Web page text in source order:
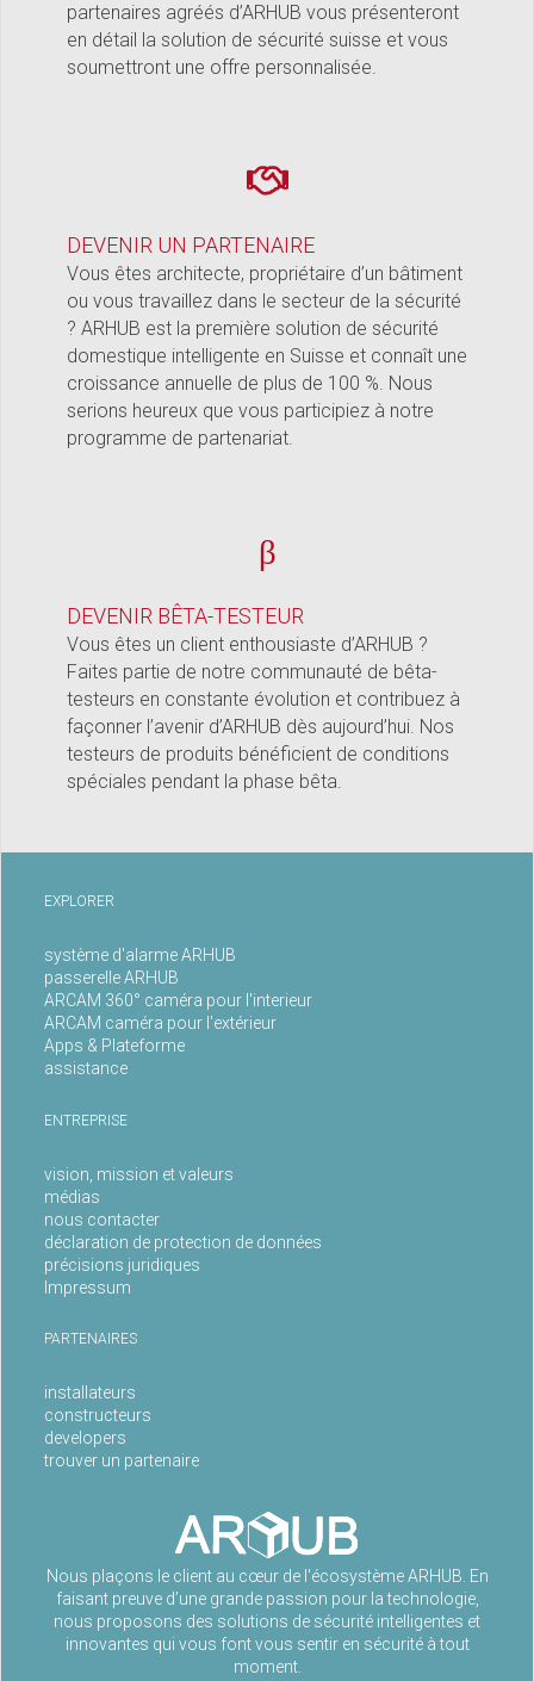
partenaires agréés d’ARHUB vous présenteront
en détail la solution de sécurité suisse et vous
soumettront une offre personnalisée.
DEVENIR UN PARTENAIRE
Vous êtes architecte, propriétaire d’un bâtiment
ou vous travaillez dans le secteur de la sécurité
? ARHUB est la première solution de sécurité
domestique intelligente en Suisse et connaît une
croissance annuelle de plus de 100 %. Nous
serions heureux que vous participiez à notre
programme de partenariat.
β
DEVENIR BÊTA-TESTEUR
Vous êtes un client enthousiaste d’ARHUB ?
Faites partie de notre communauté de bêta-
testeurs en constante évolution et contribuez à
façonner l’avenir d’ARHUB dès aujourd’hui. Nos
testeurs de produits bénéficient de conditions
spéciales pendant la phase bêta.
Nous plaçons le client au cœur de l'écosystème ARHUB. En
faisant preuve d’une grande passion pour la technologie,
nous proposons des solutions de sécurité intelligentes et
innovantes qui vous font vous sentir en sécurité à tout
moment.
EXPLORER
système d'alarme ARHUB
passerelle ARHUB
ARCAM 360° caméra pour l'interieur
ARCAM caméra pour l'extérieur
Apps & Plateforme
assistance
ENTREPRISE
vision, mission et valeurs
médias
nous contacter
déclaration de protection de données
précisions juridiques
Impressum
PARTENAIRES
installateurs
constructeurs
developers
trouver un partenaire